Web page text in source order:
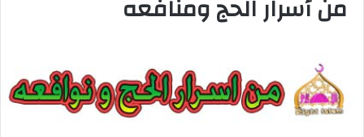
من أسرار الحج ومنافعه